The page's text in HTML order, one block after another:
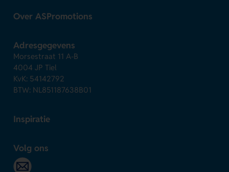
Over ASPromotions
Adresgegevens
Morsestraat 11 A-B
4004 JP Tiel
KvK: 54142792
BTW: NL851187638B01
Inspiratie
Volg ons